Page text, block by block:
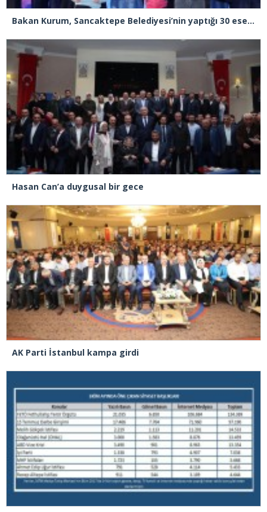
Bakan Kurum, Sancaktepe Belediyesi’nin yaptığı 30 eserin açılışını yaptı
Hasan Can’a duygusal bir gece
AK Parti İstanbul kampa girdi